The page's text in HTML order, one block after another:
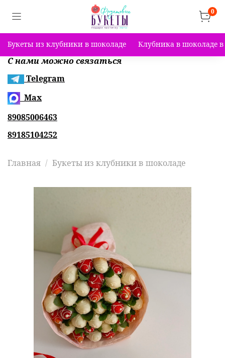
0
Букеты из клубники в шоколаде Клубника в шоколаде в
С нами можно связаться
Telegram
Max
89085006463
89185104252
Главная Букеты из клубники в шоколаде